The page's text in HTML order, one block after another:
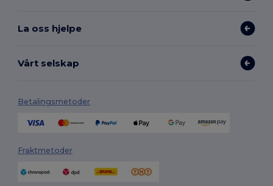
La oss hjelpe
Vårt selskap
Betalingsmetoder
Fraktmetoder